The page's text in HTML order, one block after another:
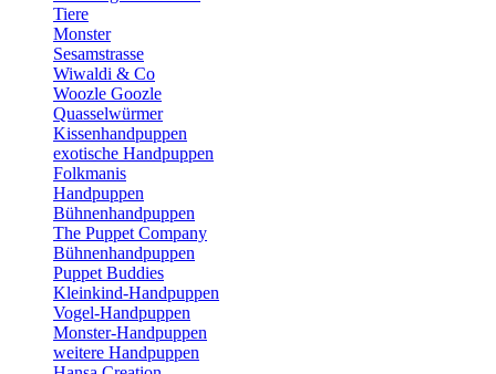
Tiere
Monster
Sesamstrasse
Wiwaldi & Co
Woozle Goozle
Quasselwürmer
Kissenhandpuppen
exotische Handpuppen
Folkmanis
Handpuppen
Bühnenhandpuppen
The Puppet Company
Bühnenhandpuppen
Puppet Buddies
Kleinkind-Handpuppen
Vogel-Handpuppen
Monster-Handpuppen
weitere Handpuppen